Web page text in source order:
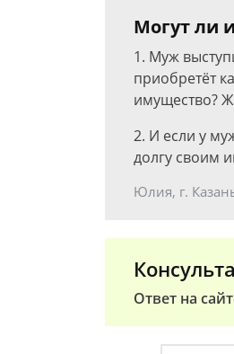
Могут ли
1. Муж
приобретёт
имущество?
2. И если у
долгу своим
Юлия, г.
Ответ на